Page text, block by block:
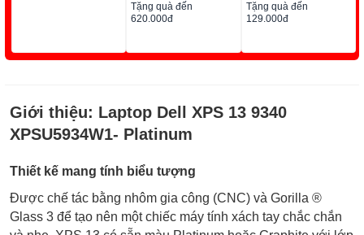
Tặng quà đến
620.000đ
Tặng quà đến
129.000đ
Giới thiệu: Laptop Dell XPS 13 9340
XPSU5934W1- Platinum
Thiết kế mang tính biểu tượng
Được chế tác bằng nhôm gia công (CNC) và Gorilla ®
Glass 3 để tạo nên một chiếc máy tính xách tay chắc chắn